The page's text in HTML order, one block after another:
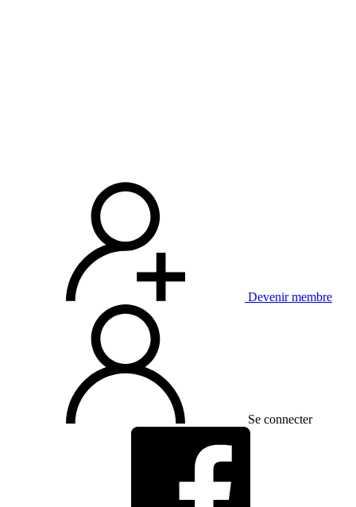
Devenir membre
Se connecter